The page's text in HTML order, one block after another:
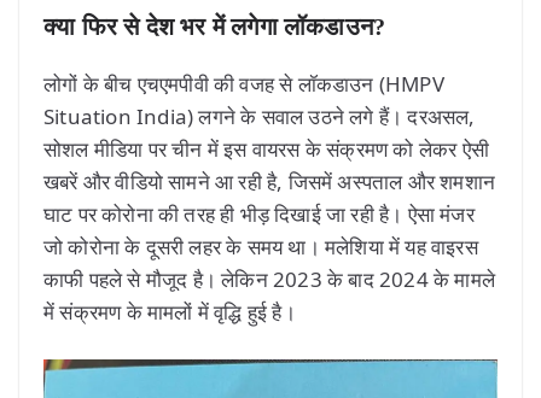
क्या फिर से देश भर में लगेगा लॉकडाउन?
लोगों के बीच एचएमपीवी की वजह से लॉकडाउन (HMPV
Situation India) लगने के सवाल उठने लगे हैं। दरअसल,
सोशल मीडिया पर चीन में इस वायरस के संक्रमण को लेकर ऐसी
खबरें और वीडियो सामने आ रही है, जिसमें अस्पताल और शमशान
घाट पर कोरोना की तरह ही भीड़ दिखाई जा रही है। ऐसा मंजर
जो कोरोना के दूसरी लहर के समय था। मलेशिया में यह वाइरस
काफी पहले से मौजूद है। लेकिन 2023 के बाद 2024 के मामले
में संक्रमण के मामलों में वृद्धि हुई है।